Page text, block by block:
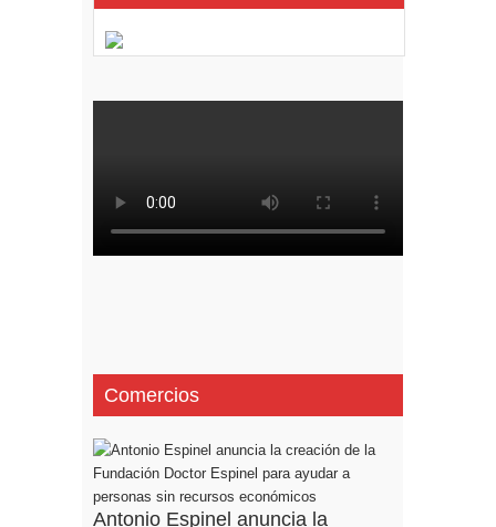
Comercios
Antonio Espinel anuncia la